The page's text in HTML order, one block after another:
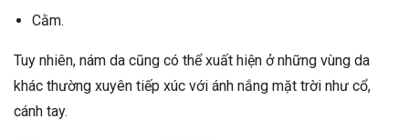
Cằm.
Tuy nhiên, nám da cũng có thể xuất hiện ở những vùng da
khác thường xuyên tiếp xúc với ánh nắng mặt trời như cổ,
cánh tay.